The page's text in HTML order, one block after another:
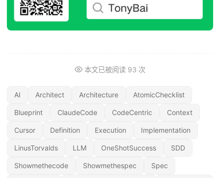
本文已被阅读 93 次
AI Architect Architecture AtomicChecklist
Blueprint ClaudeCode CodeCentric Context
Cursor Definition Execution Implementation
LinusTorvalds LLM OneShotSuccess SDD
Showmethecode Showmethespec Spec